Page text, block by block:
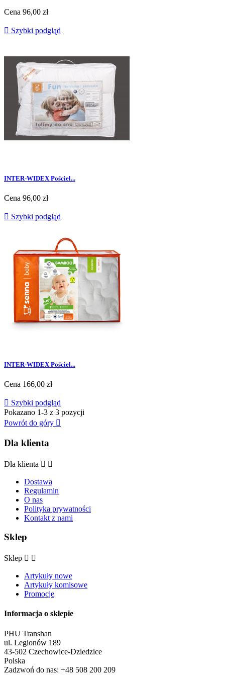
Cena 96,00 zł
 Szybki podgląd
INTER-WIDEX Pościel...
Cena 96,00 zł
 Szybki podgląd
INTER-WIDEX Pościel...
Cena 166,00 zł
 Szybki podgląd
Pokazano 1-3 z 3 pozycji
Powrót do góry 
Dla klienta
Dla klienta  
Dostawa
Regulamin
O nas
Polityka prywatności
Kontakt z nami
Sklep
Sklep  
Artykuły nowe
Artykuły komisowe
Promocje
Informacja o sklepie
PHU Transhan
ul. Legionów 189
43-502 Czechowice-Dziedzice
Polska
Zadzwoń do nas: +48 508 200 209